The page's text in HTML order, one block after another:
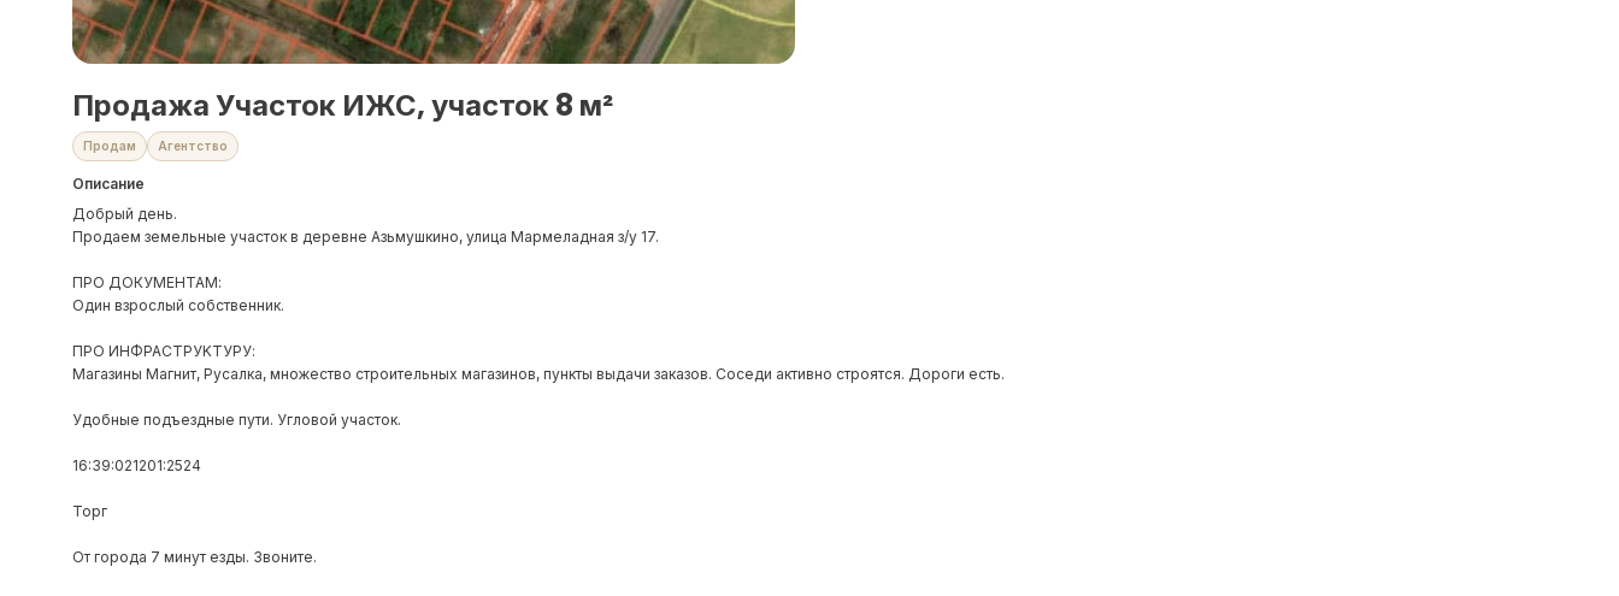
Продажа Участок ИЖС, участок 8 м²
Продам Агентство
Описание
Добрый день.
Продаем земельные участок в деревне Азьмушкино, улица Мармеладная з/у 17.
ПРО ДОКУМЕНТАМ:
Один взрослый собственник.
ПPO ИHФРАСTPУKTУPУ:
Магазины Магнит, Русалка, множество строительных магазинов, пункты выдачи заказов. Соседи активно строятся. Дороги есть.
Удобные подъездные пути. Угловой участок.
16:39:021201:2524
Торг
От города 7 минут езды. Звоните.